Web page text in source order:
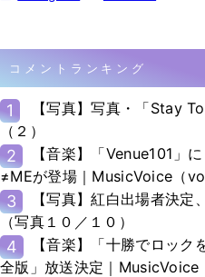
コメントランキング
1
【写真】写真・「Stay
（２）
2
【音楽】「Venue101」
≠MEが登場｜MusicVoice（
3
【写真】紅白出場者決定
（写真１０／１０）
4
【音楽】「十勝でロッ
全版」放送決定｜MusicVoice